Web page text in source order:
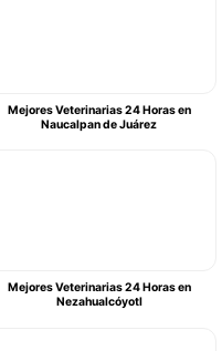
Mejores Veterinarias 24 Horas en
Naucalpan de Juárez
Mejores Veterinarias 24 Horas en
Nezahualcóyotl